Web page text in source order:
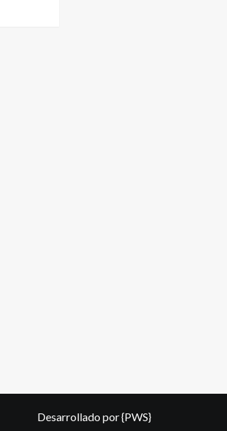
Desarrollado por{PWS}